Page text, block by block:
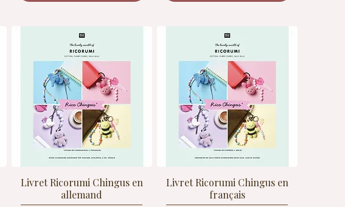
Livret Ricorumi Chingus en
allemand
Livret Ricorumi Chingus en
français